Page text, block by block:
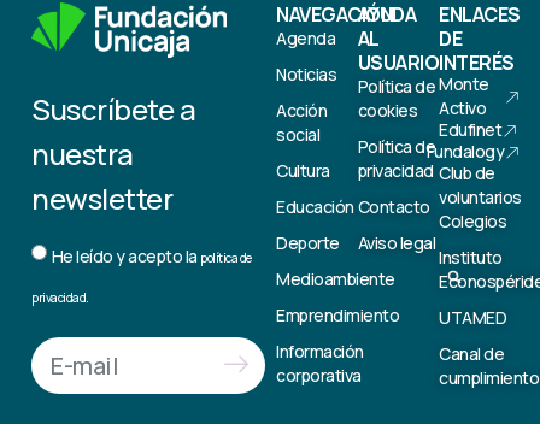
Suscríbete a
nuestra
newsletter
He leído y acepto la política de
privacidad.
NAVEGACIÓN
Agenda
Noticias
Acción
social
Cultura
Educación
Deporte
Medioambiente
Emprendimiento
Información
corporativa
AYUDA
AL
USUARIO
Política de
cookies
Política de
privacidad
Contacto
Aviso legal
ENLACES
DE
INTERÉS
Monte
Activo
Edufinet
Fundalogy
Club de
voluntarios
Colegios
Instituto
UTAMED
Canal de
cumplimiento